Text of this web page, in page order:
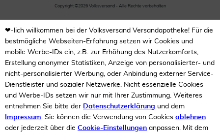
Copyright ©2026 Volksversand - Alle Rechte vorbehalten
❤-lich willkommen bei der Volksversand Versandapotheke! Für die
bestmögliche Webseiten-Erfahrung setzen wir Cookies und
mobile Werbe-IDs ein, z.B. zur Erhöhung des Nutzerkomforts,
Erstellung anonymer Statistiken, Anzeige von personalisierter- und
nicht-personalisierter Werbung, oder Anbindung externer Service-
Dienstleister und sozialer Netzwerke. Nicht essenzielle Cookies
und Werbe-IDs setzen wir nur mit Ihrer Zustimmung. Weiteres
entnehmen Sie bitte der Datenschutzerklärung und dem
Impressum. Sie können die Verwendung von Cookies ablehnen
oder jederzeit über die Cookie-Einstellungen anpassen. Mit dem